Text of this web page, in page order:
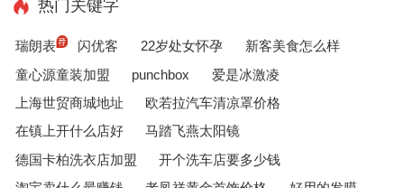
热门关键字
瑞朗表 闪优客 22岁处女怀孕
新客美食怎么样
童心源童装加盟
punchbox
爱是冰激凌
上海世贸商城地址
欧若拉汽车清凉罩价格
在镇上开什么店好
马踏飞燕太阳镜
德国卡柏洗衣店加盟
开个洗车店要多少钱